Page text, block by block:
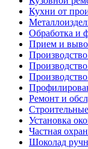
Кухни от
Обработка и
Прием и
Ремонт и
Установка
Частная
Шоколад